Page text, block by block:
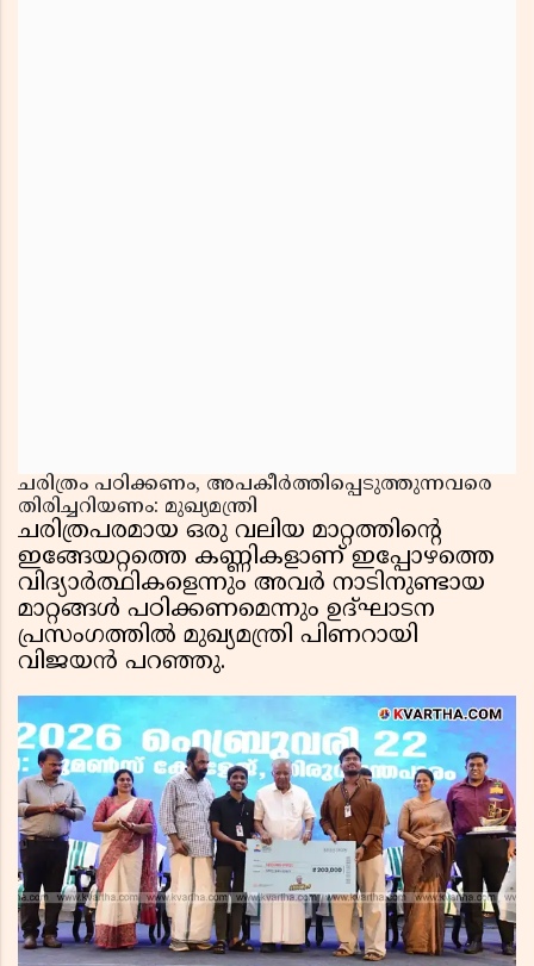
ചരിത്രം പഠിക്കണം, അപകീർത്തിപ്പെടുത്തുന്നവരെ
തിരിച്ചറിയണം: മുഖ്യമന്ത്രി
ചരിത്രപരമായ ഒരു വലിയ മാറ്റത്തിന്റെ
ഇങ്ങേയറ്റത്തെ കണ്ണികളാണ് ഇപ്പോഴത്തെ
വിദ്യാർത്ഥികളെന്നും അവർ നാടിനുണ്ടായ
മാറ്റങ്ങൾ പഠിക്കണമെന്നും ഉദ്ഘാടന
പ്രസംഗത്തിൽ മുഖ്യമന്ത്രി പിണറായി
വിജയൻ പറഞ്ഞു.